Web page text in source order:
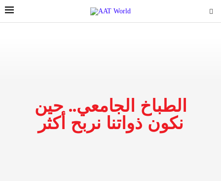
الطباخ الجامعي.. حين
نكون ذواتنا نربح أكثر